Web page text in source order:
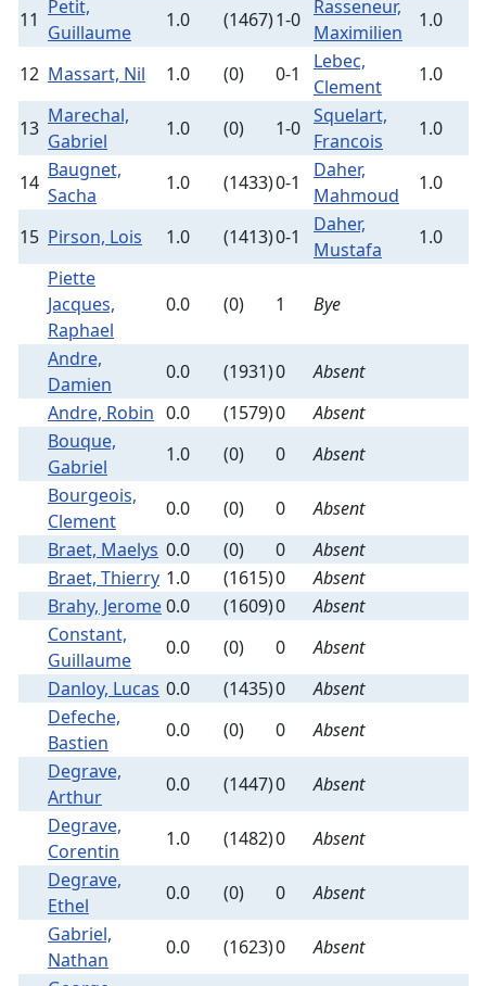
11
Petit,
Guillaume
1.0 (1467)1-0
Rasseneur,
Maximilien
1.0
12 Massart, Nil 1.0 (0) 0-1
Lebec,
Clement
1.0
13
Marechal,
Gabriel
1.0 (0) 1-0
Squelart,
Francois
1.0
14
Baugnet,
Sacha
1.0 (1433)0-1
Daher,
Mahmoud
1.0
15 Pirson, Lois 1.0 (1413)0-1
Daher,
Mustafa
1.0
Piette
Jacques,
Raphael
0.0 (0) 1 Bye
Andre,
Damien
0.0 (1931)0
Absent
Andre, Robin 0.0 (1579)0
Absent
Bouque,
Gabriel
1.0 (0) 0
Absent
Bourgeois,
Clement
0.0 (0) 0
Absent
Braet, Maelys 0.0 (0) 0
Absent
Braet, Thierry 1.0 (1615)0
Absent
Brahy, Jerome0.0 (1609)0
Absent
Constant,
Guillaume
0.0 (0) 0
Absent
Danloy, Lucas 0.0 (1435)0
Absent
Defeche,
Bastien
0.0 (0) 0
Absent
Degrave,
Arthur
0.0 (1447)0
Absent
Degrave,
Corentin
1.0 (1482)0
Absent
Degrave,
Ethel
0.0 (0) 0
Absent
Gabriel,
Nathan
0.0 (1623)0
Absent